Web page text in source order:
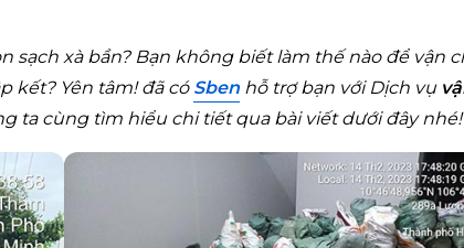
sạch xà bần? Bạn không biết làm thế nào để vận
kết? Yên tâm! đã có Sben hỗ trợ bạn với Dịch vụ
ta cùng tìm hiểu chi tiết qua bài viết dưới đây nhé!